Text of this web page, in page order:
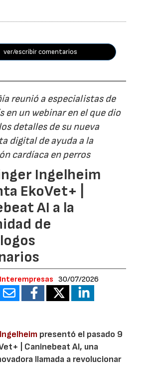
ver/escribir comentarios
reunió a especialistas de
en un webinar en el que dio
detalles de su nueva
digital de ayuda a la
cardíaca en perros
Ingelheim
EkoVet+ |
AI a la
de
30/07/2026
presentó el pasado 9
| Caninebeat AI, una
llamada a revolucionar